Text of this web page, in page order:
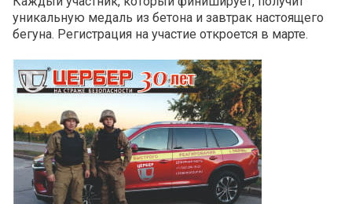
уникальную медаль из бетона и завтрак настоящего
бегуна. Регистрация на участие откроется в марте.